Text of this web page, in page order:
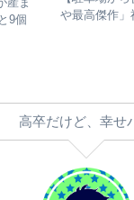
9個
や最高傑作
高卒だけど、幸せ